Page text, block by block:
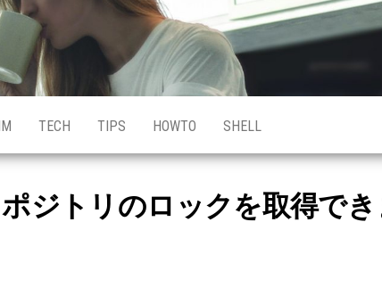
TECH TIPS HOWTO SHELL
ジトリのロックを取得で